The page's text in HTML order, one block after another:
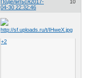
Поделиться 10
2017-
04-30 22:32:46
+2